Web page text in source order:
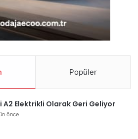
Popüler
A2 Elektrikli Olarak Geri Geliyor
önce